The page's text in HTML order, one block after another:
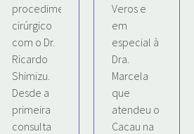
procedimento
cirúrgico
com o Dr.
Ricardo
Shimizu.
Desde a
primeira
consulta
Veros e
em
especial à
Dra.
Marcela
que
atendeu o
Cacau na